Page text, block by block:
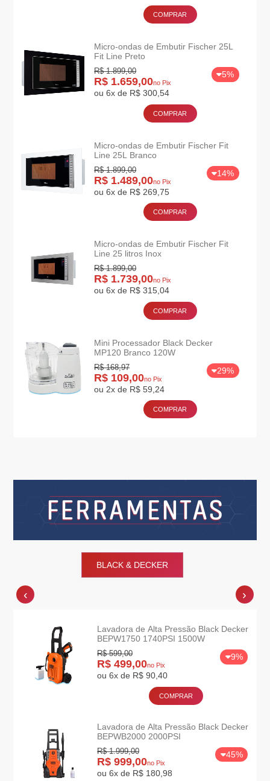
COMPRAR
Micro-ondas de Embutir Fischer 25L
Fit Line Preto
5%
R$ 1.899,00
R$ 1.659,00no Pix
ou 6x de R$ 300,54
COMPRAR
Micro-ondas de Embutir Fischer Fit
Line 25L Branco
14%
R$ 1.899,00
R$ 1.489,00no Pix
ou 6x de R$ 269,75
COMPRAR
Micro-ondas de Embutir Fischer Fit
Line 25 litros Inox
R$ 1.899,00
R$ 1.739,00no Pix
ou 6x de R$ 315,04
COMPRAR
Mini Processador Black Decker
MP120 Branco 120W
29%
R$ 168,97
R$ 109,00no Pix
ou 2x de R$ 59,24
COMPRAR
BLACK & DECKER
Lavadora de Alta Pressão Black Decker
BEPW1750 1740PSI 1500W
9%
R$ 599,00
R$ 499,00no Pix
ou 6x de R$ 90,40
COMPRAR
Lavadora de Alta Pressão Black Decker
BEPWB2000 2000PSI
45%
R$ 1.999,00
R$ 999,00no Pix
ou 6x de R$ 180,98
‹ ›